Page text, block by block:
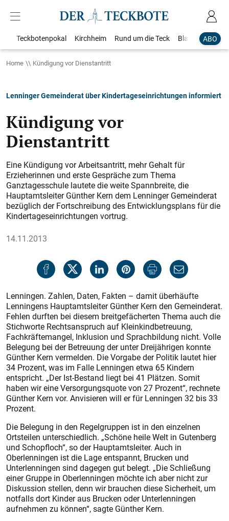
ABO
Teckbotenpokal Kirchheim Rund um die Teck Blaulicht
Home Kündigung vor Dienstantritt
Lenninger Gemeinderat über Kindertageseinrichtungen informiert
Kündigung vor
Dienstantritt
Eine Kündigung vor Arbeitsantritt, mehr Gehalt für
Erzieherinnen und erste Gespräche zum Thema
Ganztagesschule lautete die weite Spannbreite, die
Hauptamtsleiter Günther Kern dem Lenninger Gemeinderat
bezüglich der Fortschreibung des Entwicklungsplans für die
Kindertageseinrichtungen vortrug.
14.11.2013
Lenningen. Zahlen, Daten, Fakten – damit überhäufte
Lenningens Hauptamtsleiter Günther Kern den Gemeinderat.
Fehlen durften bei diesem breitgefächerten Thema auch die
Stichworte Rechtsanspruch auf Kleinkindbetreuung,
Fachkräftemangel, Inklusion und Sprachbildung nicht. Volle
Belegung bei der Betreuung der unter Dreijährigen konnte
Günther Kern vermelden. Die Vorgabe der Politik lautet hier
34 Prozent, was im Falle Lenningen etwa 65 Kindern
entspricht. „Der Ist-Bestand liegt bei 41 Plätzen. Somit
haben wir eine Versorgungsquote von 27 Prozent“, rechnete
Günther Kern vor. Anvisieren will er für Lenningen 32 bis 33
Prozent.
Die Belegung in den Regelgruppen ist in den einzelnen
Ortsteilen unterschiedlich. „Schöne heile Welt in Gutenberg
und Schopfloch“, so der Hauptamtsleiter. Auch in
Oberlenningen ist die Lage entspannt, Brucken und
Unterlenningen sind dagegen gut belegt. „Die Schließung
einer Gruppe in Oberlenningen möchte ich aber nicht zur
Diskussion stellen, denn wir brauchen diese Sicherheit, um
notfalls dort Kinder aus Brucken oder Unterlenningen
aufnehmen zu können“, sagte Günther Kern.